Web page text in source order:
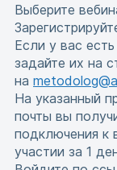
Выберите
Если у вас
задайте их на
на
На указанный
почты вы
подключения к
участии за 1